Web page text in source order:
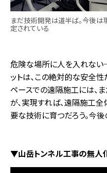
まだ技術開発は道半ば。今後は
定されている
危険な場所に人を入れな
ットは、この絶対的な安全
ペースでの遠隔施工には、
が、実現すれば、遠隔施工
要な技術に育つだろう。今
▼山岳トンネル工事の無人